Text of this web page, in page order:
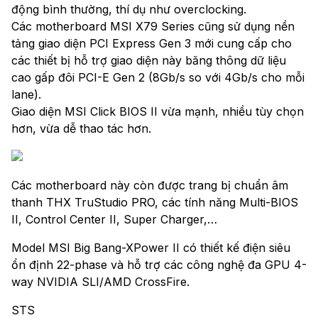
động bình thường, thí dụ như overclocking.
Các motherboard MSI X79 Series cũng sử dụng nền
tảng giao diện PCI Express Gen 3 mới cung cấp cho
các thiết bị hỗ trợ giao diện này băng thông dữ liệu
cao gấp đôi PCI-E Gen 2 (8Gb/s so với 4Gb/s cho mỗi
lane).
Giao diện MSI Click BIOS II vừa mạnh, nhiều tùy chọn
hơn, vừa dễ thao tác hơn.
Các motherboard này còn được trang bị chuẩn âm
thanh THX TruStudio PRO, các tính năng Multi-BIOS
II, Control Center II, Super Charger,…
Model MSI Big Bang-XPower II có thiết kế điện siêu
ổn định 22-phase và hỗ trợ các công nghệ đa GPU 4-
way NVIDIA SLI/AMD CrossFire.
STS